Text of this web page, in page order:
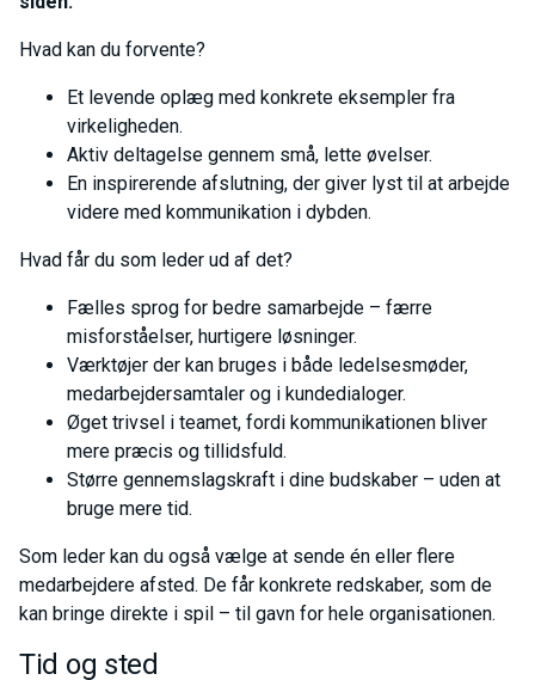
Hvad kan du forvente?
Et levende oplæg med konkrete eksempler fra
virkeligheden.
Aktiv deltagelse gennem små, lette øvelser.
En inspirerende afslutning, der giver lyst til at arbejde
videre med kommunikation i dybden.
Hvad får du som leder ud af det?
Fælles sprog for bedre samarbejde – færre
misforståelser, hurtigere løsninger.
Værktøjer der kan bruges i både ledelsesmøder,
medarbejdersamtaler og i kundedialoger.
Øget trivsel i teamet, fordi kommunikationen bliver
mere præcis og tillidsfuld.
Større gennemslagskraft i dine budskaber – uden at
bruge mere tid.
Som leder kan du også vælge at sende én eller flere
medarbejdere afsted. De får konkrete redskaber, som de
kan bringe direkte i spil – til gavn for hele organisationen.
Tid og sted